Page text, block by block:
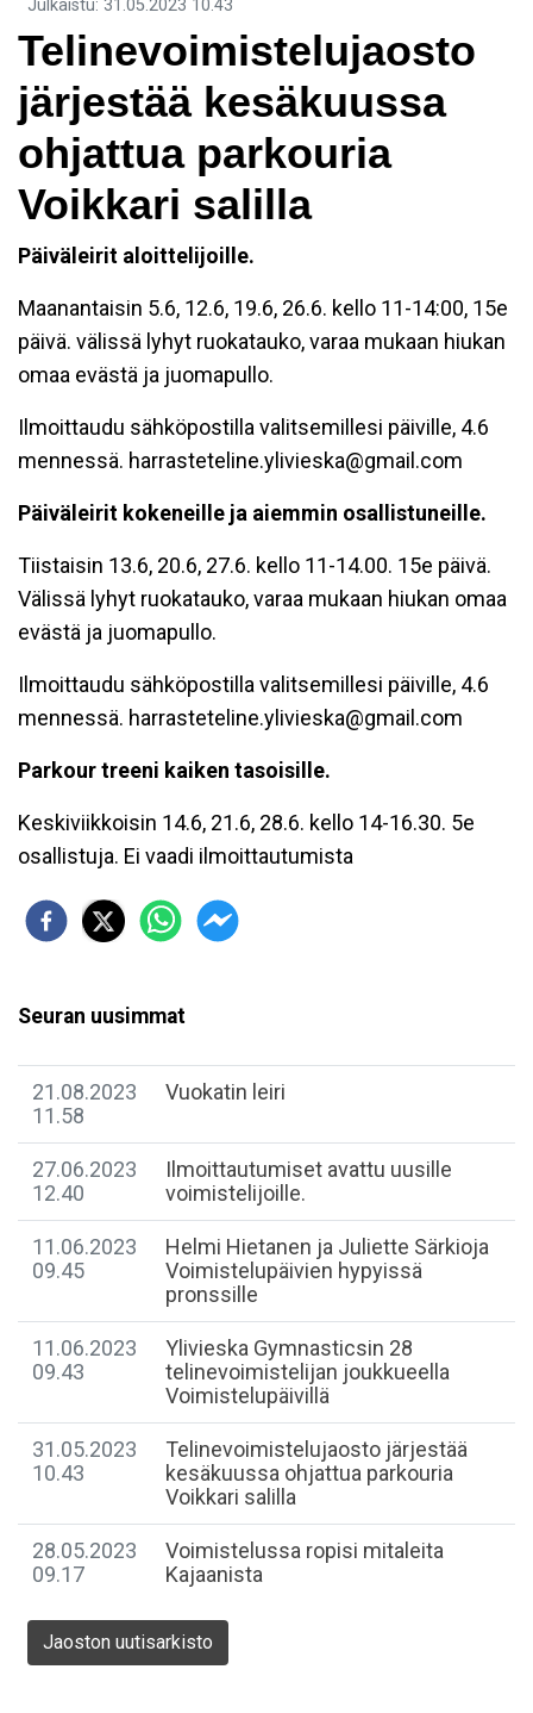
Julkaistu: 31.05.2023 10.43
Telinevoimistelujaosto
järjestää kesäkuussa
ohjattua parkouria
Voikkari salilla
Päiväleirit aloittelijoille.
Maanantaisin 5.6, 12.6, 19.6, 26.6. kello 11-14:00, 15e
päivä. välissä lyhyt ruokatauko, varaa mukaan hiukan
omaa evästä ja juomapullo.
Ilmoittaudu sähköpostilla valitsemillesi päiville, 4.6
mennessä. harrasteteline.ylivieska@gmail.com
Päiväleirit kokeneille ja aiemmin osallistuneille.
Tiistaisin 13.6, 20.6, 27.6. kello 11-14.00. 15e päivä.
Välissä lyhyt ruokatauko, varaa mukaan hiukan omaa
evästä ja juomapullo.
Ilmoittaudu sähköpostilla valitsemillesi päiville, 4.6
mennessä. harrasteteline.ylivieska@gmail.com
Parkour treeni kaiken tasoisille.
Keskiviikkoisin 14.6, 21.6, 28.6. kello 14-16.30. 5e
osallistuja. Ei vaadi ilmoittautumista
Seuran uusimmat
21.08.2023
11.58
Vuokatin leiri
27.06.2023
12.40
Ilmoittautumiset avattu uusille
voimistelijoille.
11.06.2023
09.45
Helmi Hietanen ja Juliette Särkioja
Voimistelupäivien hypyissä
pronssille
11.06.2023
09.43
Ylivieska Gymnasticsin 28
telinevoimistelijan joukkueella
Voimistelupäivillä
31.05.2023
10.43
Telinevoimistelujaosto järjestää
kesäkuussa ohjattua parkouria
Voikkari salilla
28.05.2023
09.17
Voimistelussa ropisi mitaleita
Kajaanista
Jaoston uutisarkisto